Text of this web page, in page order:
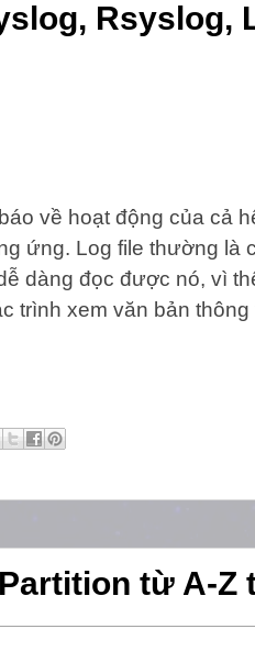
Rsyslog,
về hoạt động của cả
ứng. Log file thường
dàng đọc được nó, vì
trình xem văn bản
từ A-Z